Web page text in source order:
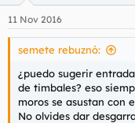
11 Nov 2016
semete rebuznó:
¿puedo sugerir
de timbales? eso
moros se asustan con
No olvides dar